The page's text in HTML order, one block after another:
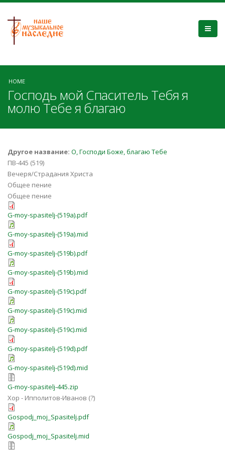
HOME
Господь мой Спаситель Тебя я
молю Тебе я благаю
Другое название: О, Господи Боже, благаю Тебе
ПВ-445 (519)
Вечеря/Страдания Христа
Общее пение
Общее пение
G-moy-spasitelj-(519a).pdf
G-moy-spasitelj-(519a).mid
G-moy-spasitelj-(519b).pdf
G-moy-spasitelj-(519b).mid
G-moy-spasitelj-(519c).pdf
G-moy-spasitelj-(519c).mid
G-moy-spasitelj-(519c).mid
G-moy-spasitelj-(519d).pdf
G-moy-spasitelj-(519d).mid
G-moy-spasitelj-445.zip
Хор - Ипполитов-Иванов (?)
Gospodj_moj_Spasitelj.pdf
Gospodj_moj_Spasitelj.mid